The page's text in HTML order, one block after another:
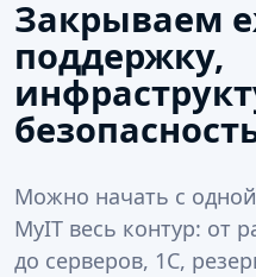
Закрываем
поддержку,
Можно начать с
MyIT весь контур: от
до серверов, 1С,